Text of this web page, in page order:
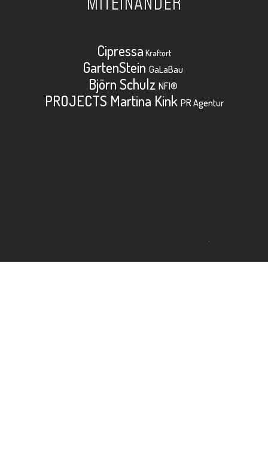
Cipressa Kraftort
GartenStein GaLaBau
Björn Schulz NFI®
PROJECTS Martina Kink PR Agentur